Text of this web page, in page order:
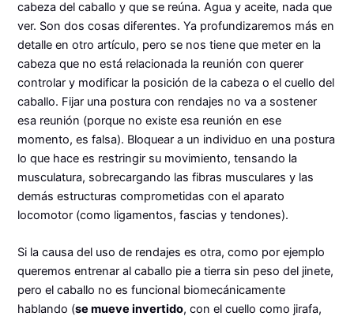
cabeza del caballo y que se reúna. Agua y aceite, nada que
ver. Son dos cosas diferentes. Ya profundizaremos más en
detalle en otro artículo, pero se nos tiene que meter en la
cabeza que no está relacionada la reunión con querer
controlar y modificar la posición de la cabeza o el cuello del
caballo. Fijar una postura con rendajes no va a sostener
esa reunión (porque no existe esa reunión en ese
momento, es falsa). Bloquear a un individuo en una postura
lo que hace es restringir su movimiento, tensando la
musculatura, sobrecargando las fibras musculares y las
demás estructuras comprometidas con el aparato
locomotor (como ligamentos, fascias y tendones).
Si la causa del uso de rendajes es otra, como por ejemplo
queremos entrenar al caballo pie a tierra sin peso del jinete,
pero el caballo no es funcional biomecánicamente
hablando (se mueve invertido, con el cuello como jirafa,